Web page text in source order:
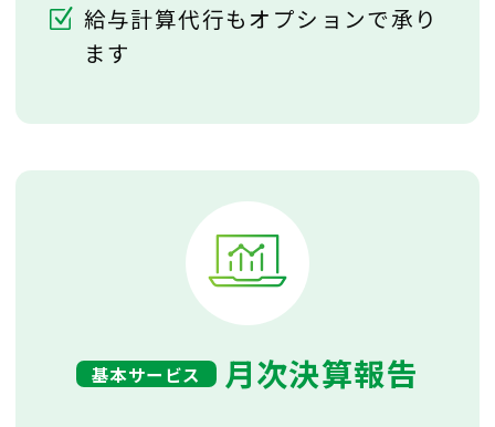
給与計算代行もオプションで承り
ます
基本サービス 月次決算報告